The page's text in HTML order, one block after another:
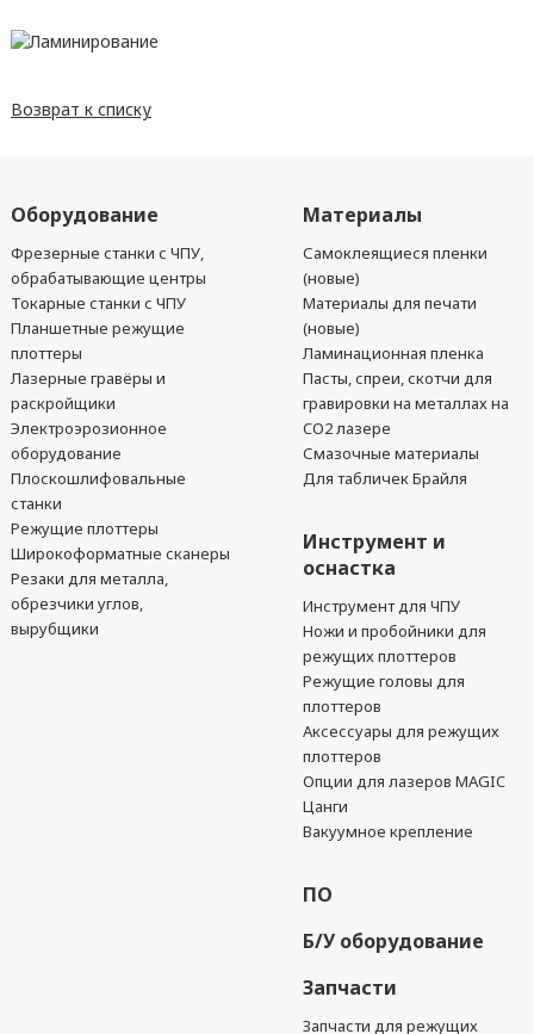
Возврат к списку
Оборудование
Фрезерные станки с ЧПУ,
обрабатывающие центры
Токарные станки с ЧПУ
Планшетные режущие
плоттеры
Лазерные гравёры и
раскройщики
Электроэрозионное
оборудование
Плоскошлифовальные
станки
Режущие плоттеры
Широкоформатные сканеры
Резаки для металла,
обрезчики углов,
вырубщики
Материалы
Самоклеящиеся пленки
(новые)
Материалы для печати
(новые)
Ламинационная пленка
Пасты, спреи, скотчи для
гравировки на металлах на
CO2 лазере
Смазочные материалы
Для табличек Брайля
Инструмент и
оснастка
Инструмент для ЧПУ
Ножи и пробойники для
режущих плоттеров
Режущие головы для
плоттеров
Аксессуары для режущих
плоттеров
Опции для лазеров MAGIC
Цанги
Вакуумное крепление
ПО
Б/У оборудование
Запчасти
Запчасти для режущих